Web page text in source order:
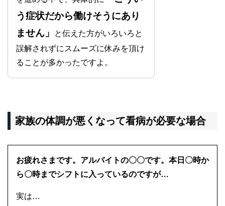
う症状だから働けそうにあり
ません」
と伝えた方がいろいろと
誤解されずにスムーズに休みを頂け
ることが多かったですよ。
家族の体調が悪くなって看病が必要な場合
お疲れさまです。アルバイトの〇〇です。本日〇時か
ら〇時までシフトに入っているのですが…
実は…